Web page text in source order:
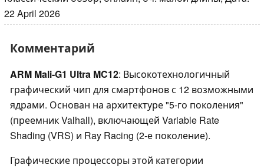
22 April 2026
Комментарий
ARM Mali-G1 Ultra MC12: Высокотехнологичный
графический чип для смартфонов с 12 возможными
ядрами. Основан на архитектуре "5-го поколения"
(преемник Valhall), включающей Variable Rate
Shading (VRS) и Ray Racing (2-е поколение).
Графические процессоры этой категории